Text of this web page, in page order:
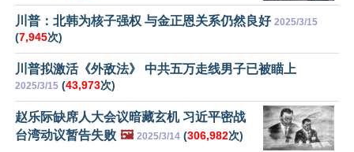
川普：北韩为核子强权 与金正恩关系仍然良好 2025/3/15
(7,945次)
川普拟激活《外敌法》 中共五万走线男子已被瞄上
2025/3/15 (43,973次)
赵乐际缺席人大会议暗藏玄机 习近平密战
台湾动议暂告失败 🖼️ 2025/3/14 (306,982次)